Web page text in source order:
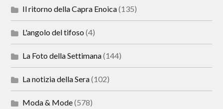
Il ritorno della Capra Enoica(135)
L'angolo del tifoso (4)
La Foto della Settimana(144)
La notizia della Sera(102)
Moda & Mode(578)